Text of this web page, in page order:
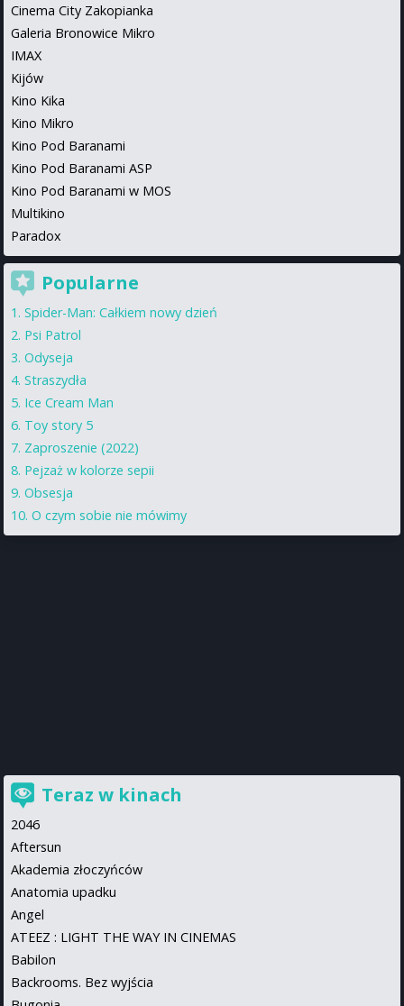
Cinema City Zakopianka
Galeria Bronowice Mikro
IMAX
Kijów
Kino Kika
Kino Mikro
Kino Pod Baranami
Kino Pod Baranami ASP
Kino Pod Baranami w MOS
Multikino
Paradox
Popularne
Spider-Man: Całkiem nowy dzień
Psi Patrol
Odyseja
Straszydła
Ice Cream Man
Toy story 5
Zaproszenie (2022)
Pejzaż w kolorze sepii
Obsesja
O czym sobie nie mówimy
Teraz w kinach
2046
Aftersun
Akademia złoczyńców
Anatomia upadku
Angel
ATEEZ : LIGHT THE WAY IN CINEMAS
Babilon
Backrooms. Bez wyjścia